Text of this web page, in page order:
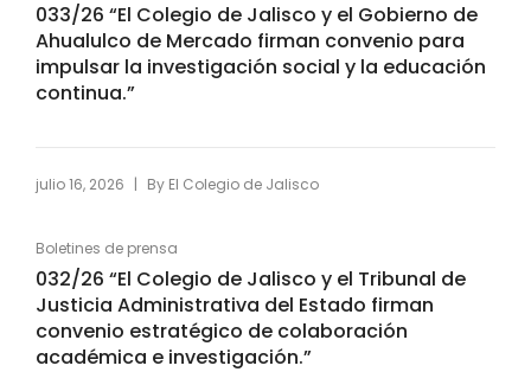
033/26 “El Colegio de Jalisco y el Gobierno de
Ahualulco de Mercado firman convenio para
impulsar la investigación social y la educación
continua.”
julio 16, 2026 | By El Colegio de Jalisco
Boletines de prensa
032/26 “El Colegio de Jalisco y el Tribunal de
Justicia Administrativa del Estado firman
convenio estratégico de colaboración
académica e investigación.”